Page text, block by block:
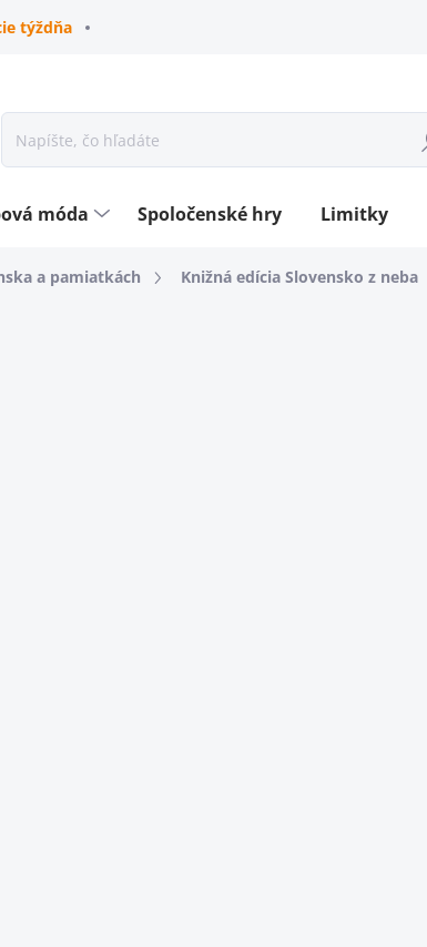
týždňa
móda Spoločenské hry Limitky
a pamiatkách Knižná edícia Slovensko z neba